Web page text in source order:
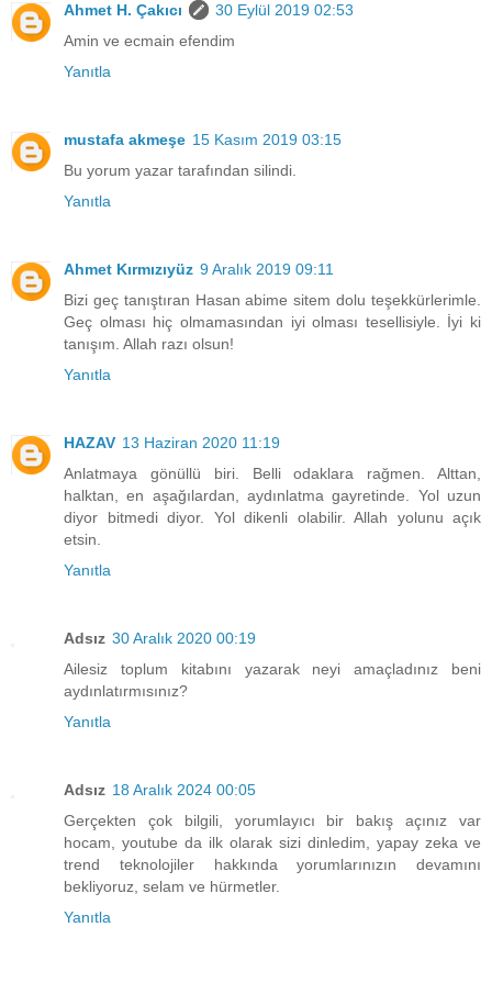
Ahmet H. Çakıcı
30 Eylül 2019 02:53
Amin ve ecmain efendim
Yanıtla
mustafa akmeşe 15 Kasım 2019 03:15
Bu yorum yazar tarafından silindi.
Yanıtla
Ahmet Kırmızıyüz 9 Aralık 2019 09:11
Bizi geç tanıştıran Hasan abime sitem dolu teşekkürlerimle.
Geç olması hiç olmamasından iyi olması tesellisiyle. İyi ki
tanışım. Allah razı olsun!
Yanıtla
HAZAV 13 Haziran 2020 11:19
Anlatmaya gönüllü biri. Belli odaklara rağmen. Alttan,
halktan, en aşağılardan, aydınlatma gayretinde. Yol uzun
diyor bitmedi diyor. Yol dikenli olabilir. Allah yolunu açık
etsin.
Yanıtla
Adsız 30 Aralık 2020 00:19
Ailesiz toplum kitabını yazarak neyi amaçladınız beni
aydınlatırmısınız?
Yanıtla
Adsız 18 Aralık 2024 00:05
Gerçekten çok bilgili, yorumlayıcı bir bakış açınız var
hocam, youtube da ilk olarak sizi dinledim, yapay zeka ve
trend teknolojiler hakkında yorumlarınızın devamını
bekliyoruz, selam ve hürmetler.
Yanıtla